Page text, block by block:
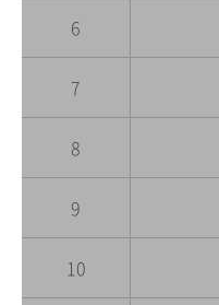
6
7
8
9
10